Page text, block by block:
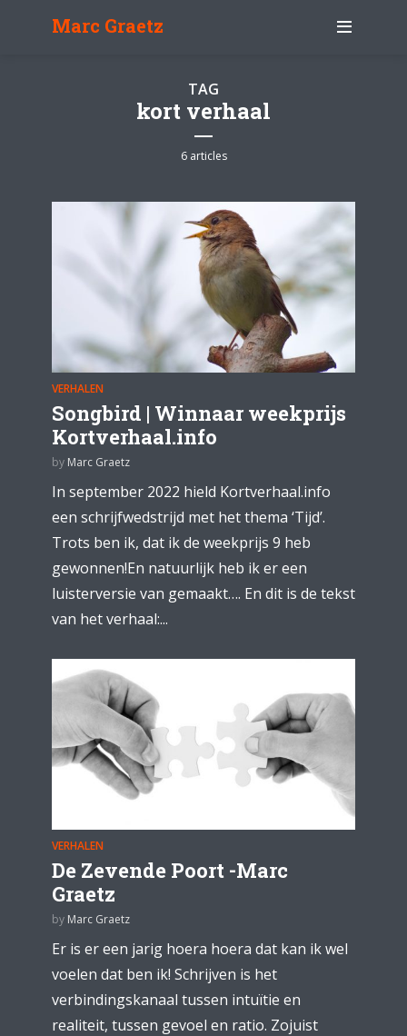
Marc Graetz
TAG
kort verhaal
6 articles
VERHALEN
Songbird | Winnaar weekprijs
Kortverhaal.info
by Marc Graetz
In september 2022 hield Kortverhaal.info
een schrijfwedstrijd met het thema ‘Tijd’.
Trots ben ik, dat ik de weekprijs 9 heb
gewonnen!En natuurlijk heb ik er een
luisterversie van gemaakt…. En dit is de tekst
van het verhaal:...
VERHALEN
De Zevende Poort -Marc
Graetz
by Marc Graetz
Er is er een jarig hoera hoera dat kan ik wel
voelen dat ben ik! Schrijven is het
verbindingskanaal tussen intuïtie en
realiteit, tussen gevoel en ratio. Zojuist